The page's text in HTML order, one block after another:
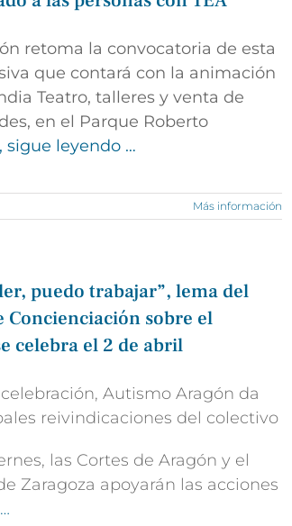
retoma la convocatoria de esta
que contará con la animación
Teatro, talleres y venta de
en el Parque Roberto
, sigue leyendo …
Más información
puedo trabajar”, lema del
Concienciación sobre el
celebra el 2 de abril
Autismo Aragón da
reivindicaciones del colectivo
las Cortes de Aragón y el
Zaragoza apoyarán las acciones